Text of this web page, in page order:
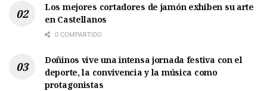
Los mejores cortadores de jamón exhiben su arte
en Castellanos
0 COMPARTIDO
Doñinos vive una intensa jornada festiva con el
deporte, la convivencia y la música como
protagonistas